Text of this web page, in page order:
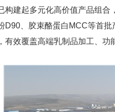
构建起多元化高价值产品组合
D90、胶束酪蛋白MCC等首
有效覆盖高端乳制品加工、功